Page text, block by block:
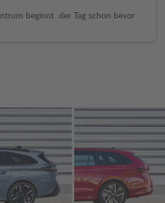
beginnt der Tag schon bevor